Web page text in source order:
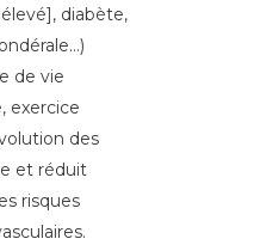
diabète,
de vie
exercice
des
et réduit
risques